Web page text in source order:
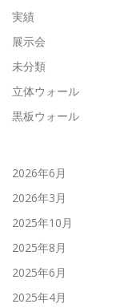
実績
展示会
未分類
立体ウォール
黒板ウォール
2026年6月
2026年3月
2025年10月
2025年8月
2025年6月
2025年4月